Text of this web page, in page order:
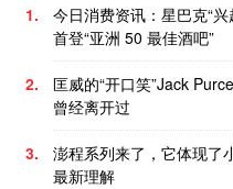
1.
今日消费资讯：星巴克“
首登“亚洲 50 最佳酒吧”
2.
匡威的“开口笑”Jack
曾经离开过
3.
澎程系列来了，它体现了
最新理解